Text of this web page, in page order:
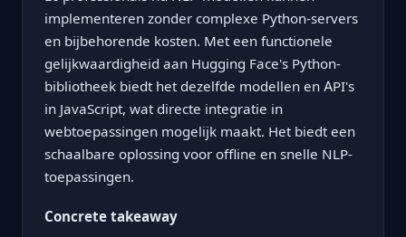
implementeren zonder complexe Python-servers
en bijbehorende kosten. Met een functionele
gelijkwaardigheid aan Hugging Face's Python-
bibliotheek biedt het dezelfde modellen en API's
in JavaScript, wat directe integratie in
webtoepassingen mogelijk maakt. Het biedt een
schaalbare oplossing voor offline en snelle NLP-
toepassingen.
Concrete takeaway